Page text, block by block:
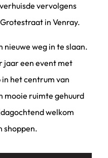
vervolgens
in Venray.
nieuwe weg in te slaan.
jaar een event met
het centrum van
mooie ruimte gehuurd
welkom
shoppen.